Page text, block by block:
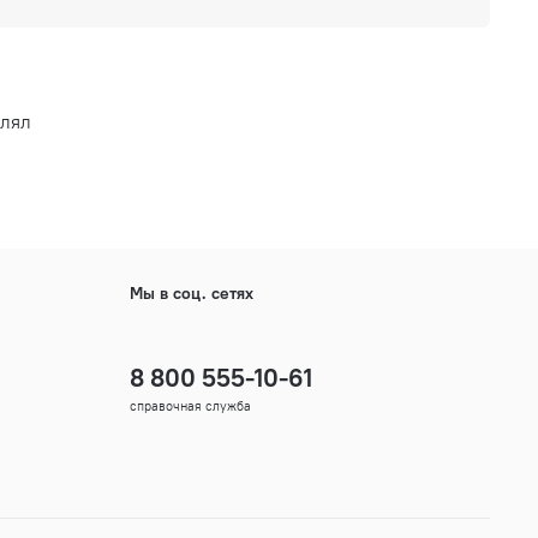
Мы в соц. сетях
8 800 555-10-61
справочная служба